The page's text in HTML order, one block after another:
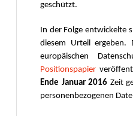
geschützt.
In der Folge entwickelte
diesem Urteil ergeben.
europäischen
Positionspapier
Ende Januar 2016 Zeit
personenbezogenen